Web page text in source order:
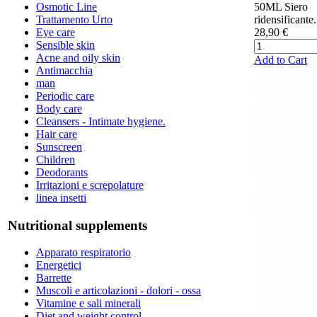
Osmotic Line
Trattamento Urto
Eye care
Sensible skin
Acne and oily skin
Antimacchia
man
Periodic care
Body care
Cleansers - Intimate hygiene.
Hair care
Sunscreen
Children
Deodorants
Irritazioni e screpolature
linea insetti
Nutritional supplements
Apparato respiratorio
Energetici
Barrette
Muscoli e articolazioni - dolori - ossa
Vitamine e sali minerali
50ML Siero
28,90 €
Add to Cart